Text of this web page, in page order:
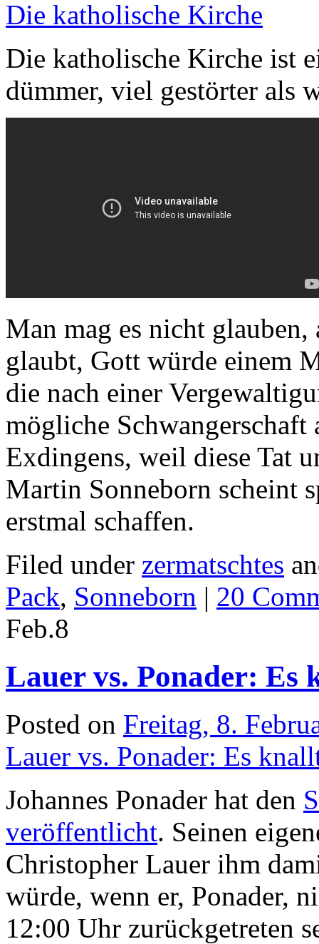
Die katholische Kirche
Die katholische Kirche ist
dümmer, viel gestörter als
Man mag es nicht
glaubt, Gott würde einem
die nach einer
mögliche Schwangerschaft
Exdingens, weil diese Tat
Martin Sonneborn scheint
erstmal schaffen.
Filed under zermatschtes
Pack, Sonneborn | 20
Feb.8
Lauer vs. Ponader: Es
Posted on Freitag, 8.
Lauer vs. Ponader: Es
Johannes Ponader hat den
veröffentlicht. Seinen
Christopher Lauer ihm
würde, wenn er, Ponader,
12:00 Uhr zurückgetreten